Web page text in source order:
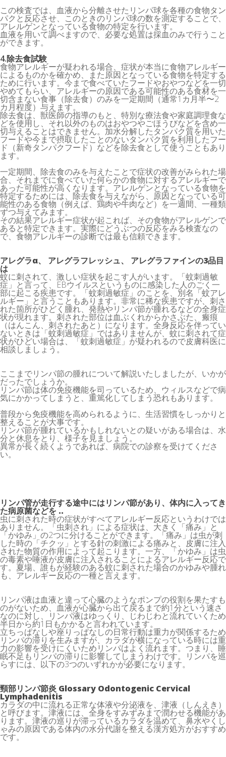
この検査では、血液から分離させたリンパ球を各種の食物タン
パクと反応させ、このときのリンパ球の数を測定することで、
アレルゲンとなっている食物の特定を行います。
血液を用いて調べますので、必要な処置は採血のみで行うこと
ができます。
4.除去食試験
食物アレルギーが疑われる場合、症状が本当に食物アレルギー
によるものかを確かめ、また原因となっている食物を特定する
ために行います。今まで食べていたフードやおやつなどを一切
やめてもらい、アレルギーの原因である可能性のある食材を一
切含まない食事（除去食）のみを一定期間（通常1カ月半〜2
カ月程度）与えます。
除去食は、獣医師の指導のもと、特別な療法食や家庭調理食な
どを使用し、それ以外のものはおやつやごほうびなどを含め一
切与えることはできません。加水分解したタンパク質を用いた
フードや今まで摂取したことのないタンパク質を利用したフー
ド（新奇タンパクフード）などを除去食として使うこともあり
ます。
一定期間、除去食のみを与えたことで症状の改善がみられた場
合、それまでに食べていた何らかの食物に対するアレルギーで
あった可能性が高くなります。アレルゲンとなっている食物を
特定するためには、除去食を与えながら、原因となっている可
能性のある食物（例えば、鶏肉や牛肉など）を一週間、一種類
ずつ与えてみます。
その結果アレルギー症状が起これば、その食物がアレルゲンで
あると特定できます。実際にどうぶつの反応をみる検査なの
で、食物アレルギーの診断では最も信頼できます。
アレグラα、 アレグラフレッシュ、 アレグラファインの3品目
は
蚊に刺されて、激しい症状を起こす人がいます。「蚊刺過敏
症」と言って、EBウイルスというものに感染した人のごく一
部に起こる疾患です。「蚊刺過敏症」のことを、別名「蚊アレ
ルギー」と言うこともあります。非常に稀な疾患ですが、刺さ
れた箇所がひどく腫れ、発熱やリンパ節が腫れるなどの全身症
状が現れます。刺された部位は血ぶくれからかさぶた、瘢痕
（はんこん、刺されたあと）になります。全身反応を伴ってい
ないときは「蚊刺過敏症」ではありませんが、蚊に刺されて症
状がひどい場合は、「蚊刺過敏症」が疑われるので皮膚科医に
相談しましょう。
ここまでリンパ節の腫れについて解説いたしましたが、いかが
だったでしょうか。
リンパ節は体の免疫機能を司っているため、ウィルスなどで病
気にかかってしまうと、重篤化してしまう恐れもあります。
普段から免疫機能を高められるように、生活習慣をしっかりと
整えることが大事です。
リンパ節が腫れているかもしれないとの疑いがある場合は、水
分と休息をとり、様子を見ましょう。
異常が長く続くようであれば、病院での診察を受けてくださ
い。
リンパ管が走行する途中にはリンパ節があり、体内に入ってき
た病原菌などを ..
虫に刺された時の症状がすべてアレルギー反応というわけでは
ありません。「虫刺され」による症状は、大きく「痛み」と
「かゆみ」の2つに分けることができます。「痛み」は虫が刺
した時の「チクッ」とする針の刺激による痛みと、皮膚に注入
された物質の作用によって起こります。一方、「かゆみ」は虫
の毒素や唾液が皮膚に注入されることによるアレルギー反応で
す。夏場、誰もが経験のある蚊に刺された場合のかゆみや腫れ
も、アレルギー反応の一種と言えます。
リンパ液は血液と違って心臓のようなポンプの役割を果たすも
のがないため、血液が心臓から出て戻るまで約1分という速さ
なのに対し、リンパ液はゆっくり、じわじわと流れていくため
半日から約1日もかかると言われています。
立ちっぱなしや座りっぱなしの日常行動は重力が関係するため
リンパの滞りを生みますが、カラダが横になっている時には重
力の影響を受けにくいためリンパはよく流れます。つまり、睡
眠不足もリンパの滞りに影響してしまうわけです。リンパを巡
らすには、以下の3つのいずれかが必要になります。
頸部リンパ節炎 Glossary Odontogenic Cervical
Lymphadenitis
カラダの中に流れる正常な体液や分泌液を、津液（しんえき）
と呼びます。津液には、全身をすみずみまで潤わせる機能があ
ります。津液の巡りが滞っているカラダを温めて、鼻水やくし
ゃみの原因である体内の水分代謝を整える漢方処方がおすすめ
です。